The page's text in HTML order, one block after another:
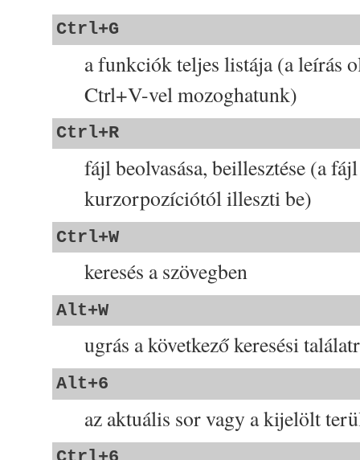
Ctrl+G
a funkciók teljes listája (a leírás
Ctrl+V-vel mozoghatunk)
Ctrl+R
fájl beolvasása, beillesztése (a
kurzorpozíciótól illeszti be)
Ctrl+W
keresés a szövegben
Alt+W
ugrás a következő keresési
Alt+6
az aktuális sor vagy a kijelölt